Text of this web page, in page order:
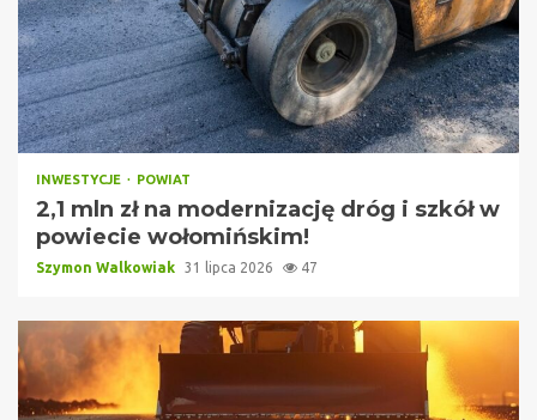
INWESTYCJE POWIAT
2,1 mln zł na modernizację dróg i szkół w
powiecie wołomińskim!
Szymon Walkowiak 31 lipca 2026 47